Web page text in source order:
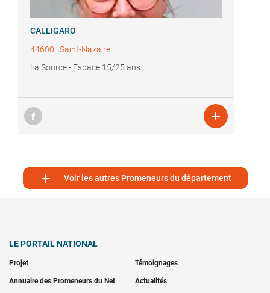
CALLIGARO
44600 | Saint-Nazaire
La Source - Espace 15/25 ans

 Voir les autres Promeneurs du département
LE PORTAIL NATIONAL
Projet Témoignages
Annuaire des Promeneurs du Net Actualités